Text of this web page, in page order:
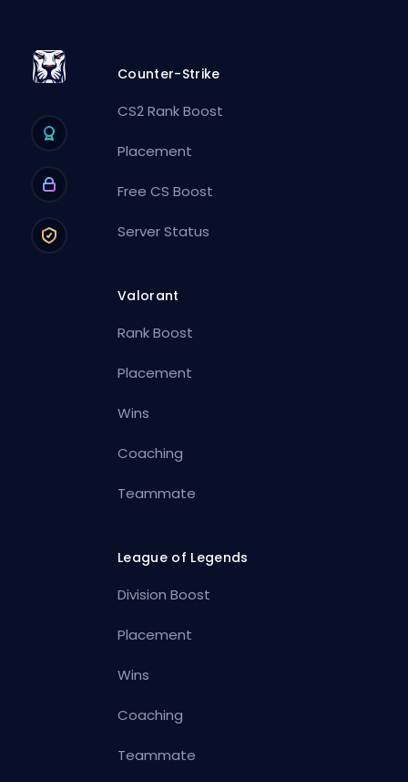
Counter-Strike
CS2 Rank Boost
Placement
Free CS Boost
Server Status
Valorant
Rank Boost
Placement
Wins
Coaching
Teammate
League of Legends
Division Boost
Placement
Wins
Coaching
Teammate